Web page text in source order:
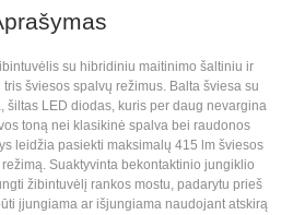
su hibridiniu maitinimo šaltiniu ir
šviesos spalvų režimus. Balta šviesa su
šiltas LED diodas, kuris per daug nevargina
toną nei klasikinė spalva bei raudonos
leidžia pasiekti maksimalų 415 lm šviesos
Suaktyvinta bekontaktinio jungiklio
žibintuvėlį rankos mostu, padarytu prieš
įjungiama ar išjungiama naudojant atskirą